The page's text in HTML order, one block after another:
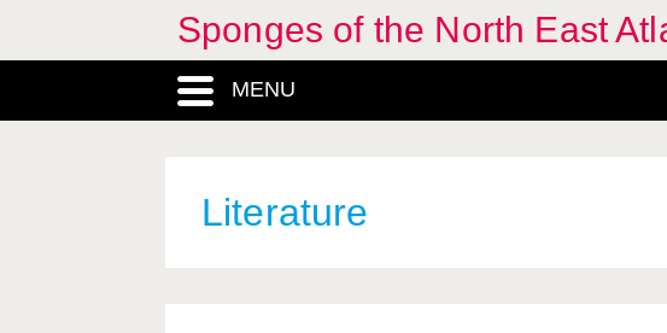
Sponges of the North East
MENU
Literature